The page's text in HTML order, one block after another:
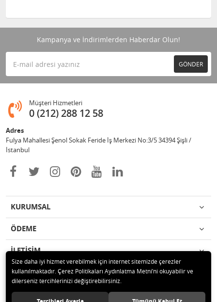
Kampanya ve İndirimlerden Haberdar Olun!
GÖNDER
Müşteri Hizmetleri
0 (212) 288 12 58
Adres
Fulya Mahallesi Şenol Sokak Feride İş Merkezi No:3/5 34394 Şişli /
İstanbul
KURUMSAL
ÖDEME
İLETİŞİM
© 2020 Enotek Mühendislik ve Danışmalık Hizm. San. ve Tic. A.Ş. Tüm
hakları saklıdır.
Size daha iyi hizmet verebilmek için internet sitemizde çerezler
kullanılmaktadır. Çerez Politikaları Aydınlatma Metni’ni okuyabilir ve
dilerseniz tercihlerinizi değiştirebilirsiniz.